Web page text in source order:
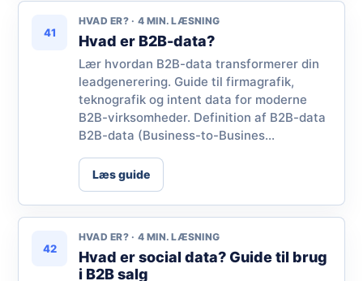
41
HVAD ER? · 4 MIN. LÆSNING
Hvad er B2B-data?
Lær hvordan B2B-data transformerer din
leadgenerering. Guide til firmagrafik,
teknografik og intent data for moderne
B2B-virksomheder. Definition af B2B-data
B2B-data (Business-to-Busines...
Læs guide
42
HVAD ER? · 4 MIN. LÆSNING
Hvad er social data? Guide til brug
i B2B salg